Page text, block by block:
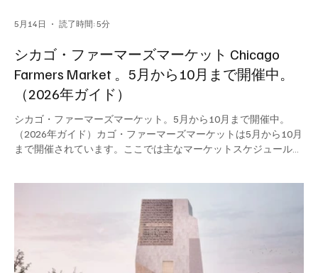
シカゴ・ファーマーズマーケット Chicago
Farmers Market 。5月から10月まで開催中。
（2026年ガイド）
シカゴ・ファーマーズマーケット。5月から10月まで開催中。
（2026年ガイド）カゴ・ファーマーズマーケットは5月から10月
まで開催されています。ここでは主なマーケットスケジュールを
5月14日 読了時間: 5分